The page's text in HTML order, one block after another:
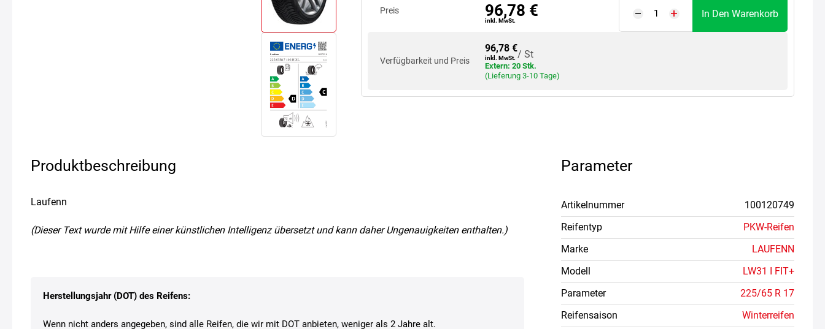
Preis 96,78 €
inkl. MwSt.
In Den Warenkorb
Verfügbarkeit und Preis
96,78 €
inkl. MwSt. / St
Extern: 20 Stk.
(Lieferung 3-10 Tage)
Produktbeschreibung
Laufenn
(Dieser Text wurde mit Hilfe einer künstlichen Intelligenz übersetzt und kann daher Ungenauigkeiten enthalten.)
Herstellungsjahr (DOT) des Reifens:
Wenn nicht anders angegeben, sind alle Reifen, die wir mit DOT anbieten, weniger als 2 Jahre alt.
Parameter
Artikelnummer
100120749
Reifentyp
PKW-Reifen
Marke
LAUFENN
Modell
LW31 I FIT+
Parameter
225/65 R 17
Reifensaison
Winterreifen